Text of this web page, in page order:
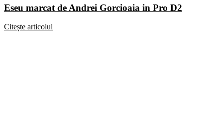
Eseu marcat de Andrei Gorcioaia in Pro D2
Citește articolul